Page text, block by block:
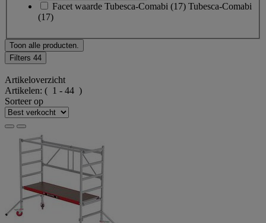
Facet waarde Tubesca-Comabi (17) Tubesca-Comabi
(17)
Toon alle producten.
Filters 44
Artikeloverzicht
Artikelen: ( 1 - 44 )
Sorteer op